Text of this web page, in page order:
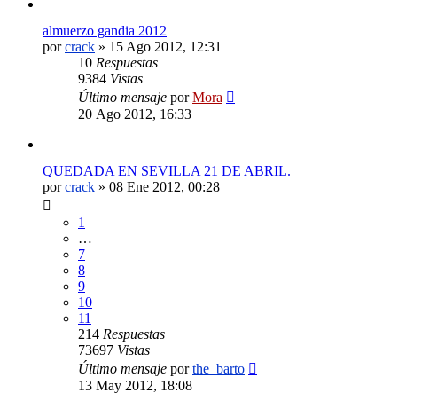
almuerzo gandia 2012
porcrack » 15 Ago 2012, 12:31
10 Respuestas
9384 Vistas
Último mensaje porMora
20 Ago 2012, 16:33
QUEDADA EN SEVILLA 21 DE ABRIL.
porcrack » 08 Ene 2012, 00:28
1
…
7
8
9
10
11
214 Respuestas
73697 Vistas
Último mensaje porthe_barto
13 May 2012, 18:08